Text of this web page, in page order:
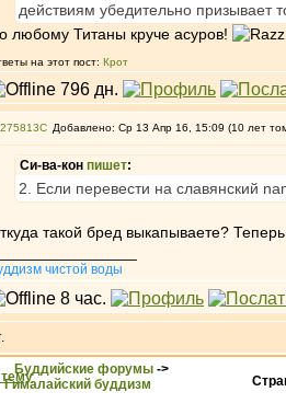
действиям убедительно призывает
любому Титаны круче асуров!
на этот пост: Крот
275813 Добавлено: Ср 13 Апр 16, 15:09 (10 лет
Си-ва-кон пишет:
2. Если перевести на славянский
такой бред выкапываете?
чистой воды
Буддийские форумы ->
Гималайский буддизм